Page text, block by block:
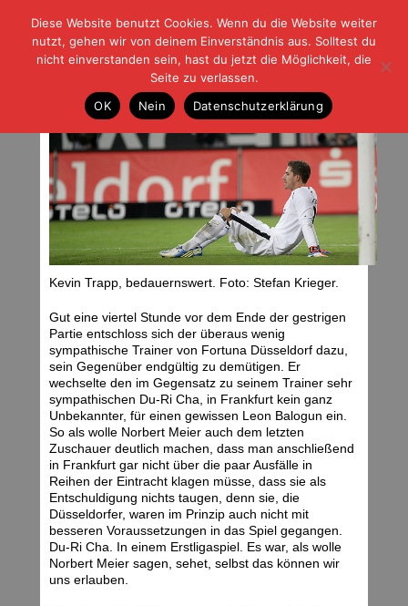
| | |BLOG-GFußball und der Rest
HOME|REGELN|IMPRESSUM |DATENSCHUTZ
Samstag, 01.12.12 | 08:06 Uhr
Kevin Trapp, bedauernswert. Foto: Stefan Krieger.
Gut eine viertel Stunde vor dem Ende der gestrigen
Partie entschloss sich der überaus wenig
sympathische Trainer von Fortuna Düsseldorf dazu,
sein Gegenüber endgültig zu demütigen. Er
wechselte den im Gegensatz zu seinem Trainer sehr
sympathischen Du-Ri Cha, in Frankfurt kein ganz
Unbekannter, für einen gewissen Leon Balogun ein.
So als wolle Norbert Meier auch dem letzten
Zuschauer deutlich machen, dass man anschließend
in Frankfurt gar nicht über die paar Ausfälle in
Reihen der Eintracht klagen müsse, dass sie als
Entschuldigung nichts taugen, denn sie, die
Düsseldorfer, waren im Prinzip auch nicht mit
besseren Voraussetzungen in das Spiel gegangen.
Du-Ri Cha. In einem Erstligaspiel. Es war, als wolle
Norbert Meier sagen, sehet, selbst das können wir
uns erlauben.
Diese Website benutzt Cookies. Wenn du die Website weiter
nutzt, gehen wir von deinem Einverständnis aus. Solltest du
nicht einverstanden sein, hast du jetzt die Möglichkeit, die
Seite zu verlassen.
OK
Nein Datenschutzerklärung